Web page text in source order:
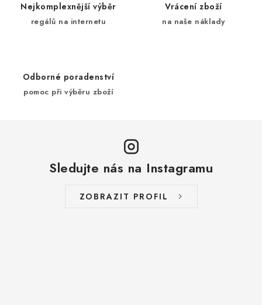
B2B - VELKOOBCHOD
KONTAKTY
Hodnocení obchodu
Odstoupení od kupní smlouvy
Často kladené dotazy
Obchodní a dodací podmínky
Ochrana osobních údajú
Bezpečnostní certifikáty Moje objednávka
Nejkomplexnější výběr
regálů na internetu
Vrácení zboží
na naše náklady
Odborné poradenství
pomoc při výběru zboží
Sledujte nás na Instagramu
ZOBRAZIT PROFIL